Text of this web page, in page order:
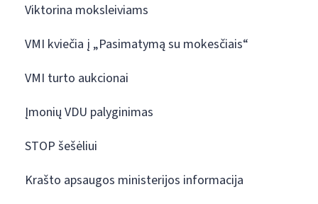
Viktorina moksleiviams
VMI kviečia į „Pasimatymą su mokesčiais“
VMI turto aukcionai
Įmonių VDU palyginimas
STOP šešėliui
Krašto apsaugos ministerijos informacija